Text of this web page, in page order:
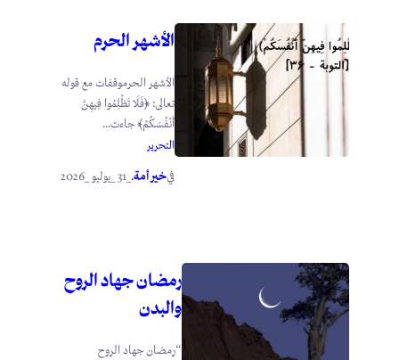
الأشهر الحرم
الأشهر الحرموقفات مع قوله
تعالى: ﴿فَلَا تَظْلِمُوا فِيهِنَّ
أَنْفُسَكُمْ﴾ جاءت...
التحرير
فيخير أمة. _31 _يوليو _2026
رمضان جهاد الروح
والبدن
“رمضان جهاد الروح